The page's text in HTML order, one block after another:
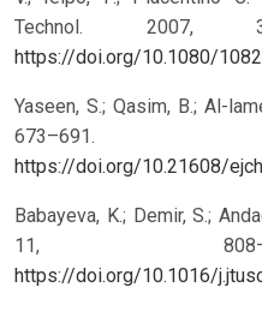
Technol. 2007,
https://doi.org/10.1080/
Yaseen, S.; Qasim, B.; Al-
https://doi.org/10.21608/
Babayeva, K.; Demir, S.;
11,
https://doi.org/10.1016/